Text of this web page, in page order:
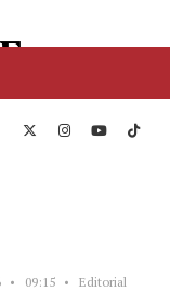
• 09:15 • Editorial